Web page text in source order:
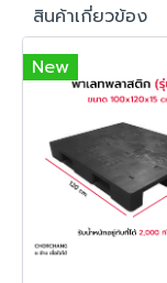
สินค้าเกี่ยวข้อง
New